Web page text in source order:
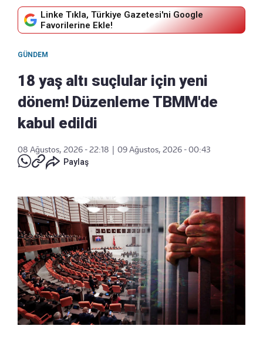
Linke Tıkla, Türkiye Gazetesi'ni Google
Favorilerine Ekle!
GÜNDEM
18 yaş altı suçlular için yeni
dönem! Düzenleme TBMM'de
kabul edildi
08 Ağustos, 2026 - 22:18
09 Ağustos, 2026 - 00:43
Paylaş